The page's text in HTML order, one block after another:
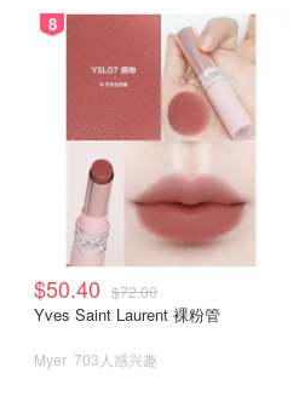
可以移步去Net-a-
一遍，找不到好看的胸针就不
8
$50.40 $72.00
Yves Saint Laurent 裸粉管
Myer 703人感兴趣